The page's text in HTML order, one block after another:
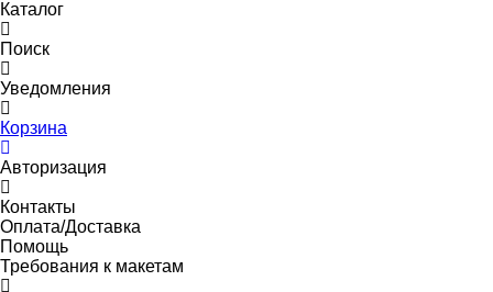
Каталог
Поиск
Уведомления
Корзина
Авторизация
Контакты
Оплата/Доставка
Помощь
Требования к макетам